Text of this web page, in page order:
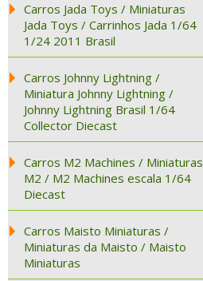
Carros Jada Toys / Miniaturas
Jada Toys / Carrinhos Jada 1/64
1/24 2011 Brasil
Carros Johnny Lightning /
Miniatura Johnny Lightning /
Johnny Lightning Brasil 1/64
Collector Diecast
Carros M2 Machines / Miniaturas
M2 / M2 Machines escala 1/64
Diecast
Carros Maisto Miniaturas /
Miniaturas da Maisto / Maisto
Miniaturas